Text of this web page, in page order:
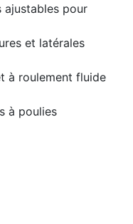
ajustables pour
et latérales
à roulement fluide
à poulies